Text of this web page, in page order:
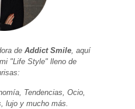
de Addict Smile, aquí
"Life Style" lleno de
Tendencias, Ocio,
lujo y mucho más.